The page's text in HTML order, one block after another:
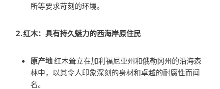
所等要求苛刻的环境。
2.红木：具有持久魅力的西海岸原住民
原产地红木耸立在加利福尼亚州和俄勒冈州的沿海森
林中，以其令人印象深刻的身材和卓越的耐腐性而闻
名。